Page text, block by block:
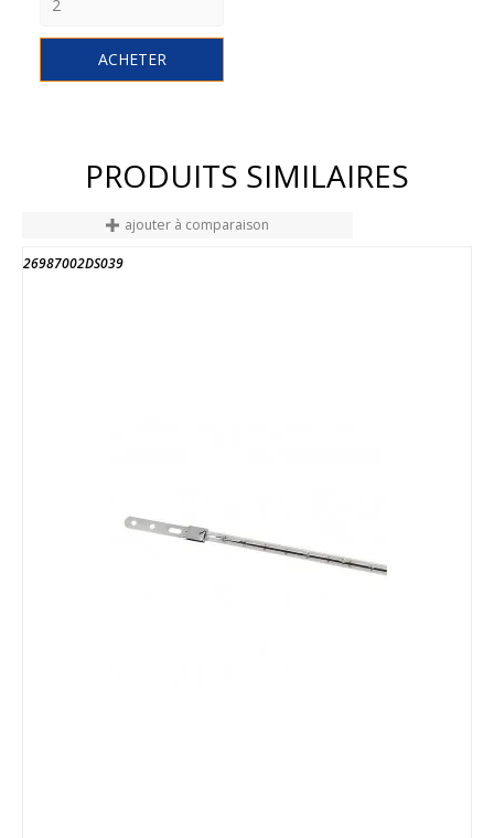
ACHETER
PRODUITS SIMILAIRES
ajouter à comparaison
26987002DS039